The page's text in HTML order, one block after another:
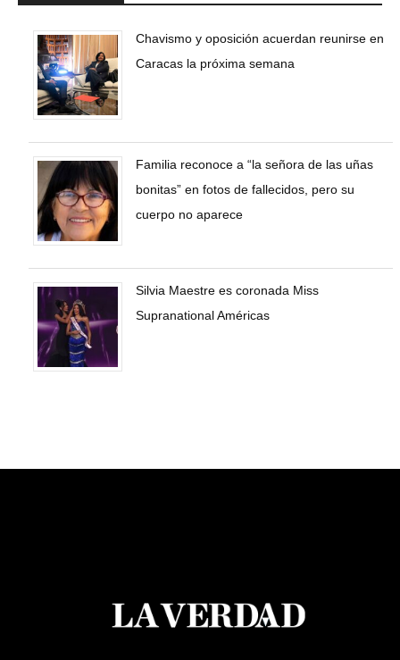
Chavismo y oposición acuerdan reunirse en
Caracas la próxima semana
Familia reconoce a “la señora de las uñas
bonitas” en fotos de fallecidos, pero su
cuerpo no aparece
Silvia Maestre es coronada Miss
Supranational Américas